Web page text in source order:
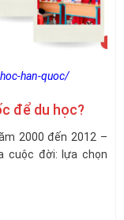
han-quoc/
để du học?
2000 đến 2012 –
cuộc đời: lựa chọn